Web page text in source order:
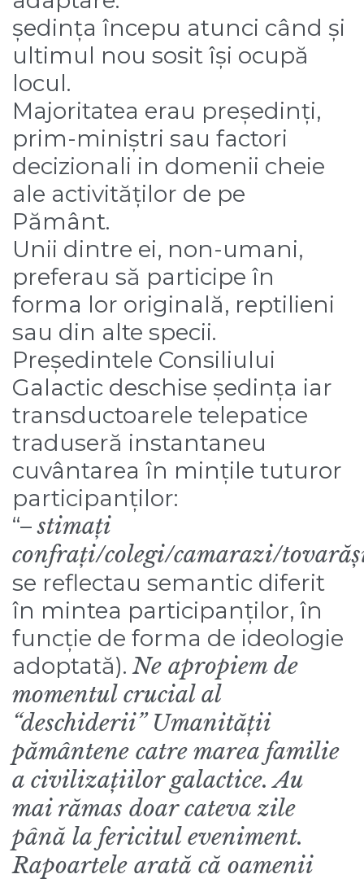
ședința începu atunci când și
ultimul nou sosit își ocupă
locul.
Majoritatea erau președinți,
prim-miniștri sau factori
decizionali in domenii cheie
ale activităților de pe
Pământ.
Unii dintre ei, non-umani,
preferau să participe în
forma lor originală, reptilieni
sau din alte specii.
Președintele Consiliului
Galactic deschise ședința iar
transductoarele telepatice
traduseră instantaneu
cuvântarea în mințile tuturor
participanților:
“–stimați
confrați/colegi/camarazi/
se reflectau semantic diferit
în mintea participanților, în
funcție de forma de ideologie
adoptată). Ne apropiem de
momentul crucial al
“deschiderii” Umanității
pământene catre marea familie
a civilizațiilor galactice. Au
mai rămas doar cateva zile
până la fericitul eveniment.
Rapoartele arată că oamenii